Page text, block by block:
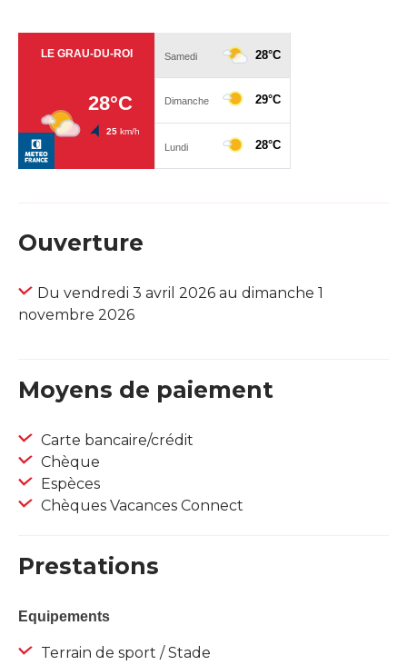
Ouverture
Du vendredi 3 avril 2026 au dimanche 1
novembre 2026
Moyens de paiement
Carte bancaire/crédit
Chèque
Espèces
Chèques Vacances Connect
Prestations
Equipements
Terrain de sport / Stade